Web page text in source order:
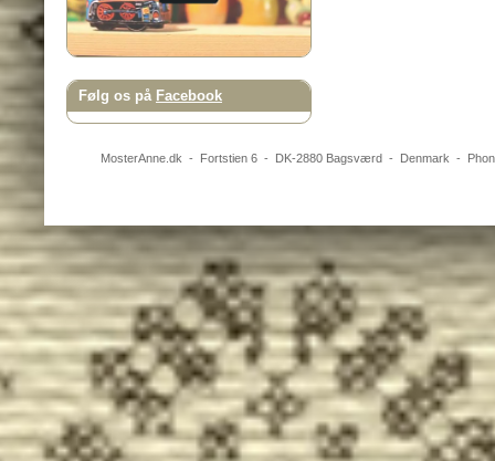
Følg os på Facebook
MosterAnne.dk - Fortstien 6- DK-2880 Bagsværd- Denmark -